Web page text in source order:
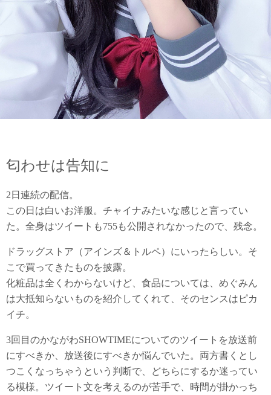
匂わせは告知に
2日連続の配信。
この日は白いお洋服。チャイナみたいな感じと言ってい
た。全身はツイートも755も公開されなかったので、残念。
ドラッグストア（アインズ＆トルペ）にいったらしい。そ
こで買ってきたものを披露。
化粧品は全くわからないけど、食品については、めぐみん
は大抵知らないものを紹介してくれて、そのセンスはピカ
イチ。
3回目のかながわSHOWTIMEについてのツイートを放送前
にすべきか、放送後にすべきか悩んでいた。両方書くとし
つこくなっちゃうという判断で、どちらにするか迷ってい
る模様。ツイート文を考えるのが苦手で、時間が掛かっち